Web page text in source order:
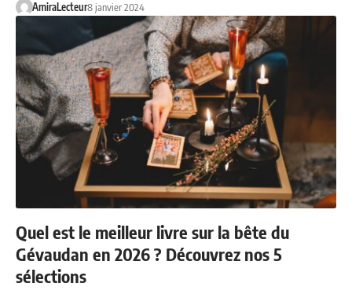
AmiraLecteur8 janvier 2024
Quel est le meilleur livre sur la bête du
Gévaudan en 2026 ? Découvrez nos 5
sélections